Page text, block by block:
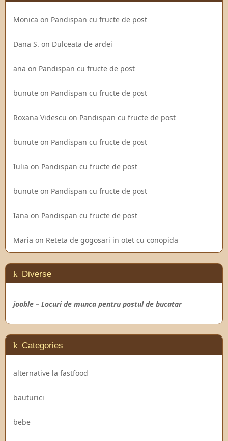
Monica on Pandispan cu fructe de post
Dana S. on Dulceata de ardei
ana on Pandispan cu fructe de post
bunute on Pandispan cu fructe de post
Roxana Videscu on Pandispan cu fructe de post
bunute on Pandispan cu fructe de post
Iulia on Pandispan cu fructe de post
bunute on Pandispan cu fructe de post
Iana on Pandispan cu fructe de post
Maria on Reteta de gogosari in otet cu conopida
Diverse
jooble – Locuri de munca pentru postul de bucatar
Categories
alternative la fastfood
bauturici
bebe